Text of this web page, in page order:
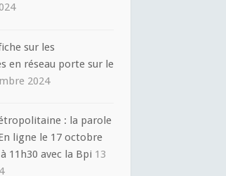
sur les
en réseau porte sur le
2024
: la parole
ligne le 17 octobre
11h30 avec la Bpi 13